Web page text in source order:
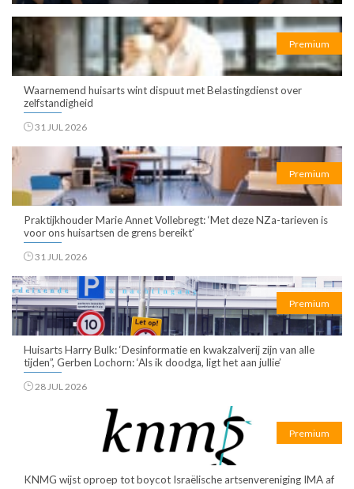
Premium
Waarnemend huisarts wint dispuut met Belastingdienst over
zelfstandigheid
31 JUL 2026
Premium
Praktijkhouder Marie Annet Vollebregt: ‘Met deze NZa-tarieven is
voor ons huisartsen de grens bereikt’
31 JUL 2026
Premium
Huisarts Harry Bulk: ‘Desinformatie en kwakzalverij zijn van alle
tijden”, Gerben Lochorn: ‘Als ik doodga, ligt het aan jullie’
28 JUL 2026
Premium
KNMG wijst oproep tot boycot Israëlische artsenvereniging IMA af